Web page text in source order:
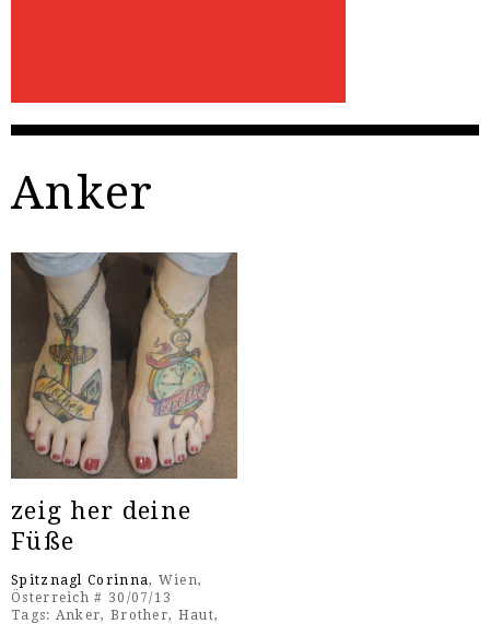
Anker
zeig her deine
Füße
Spitznagl Corinna, Wien,
Österreich # 30/07/13
Tags: Anker, Brother, Haut,